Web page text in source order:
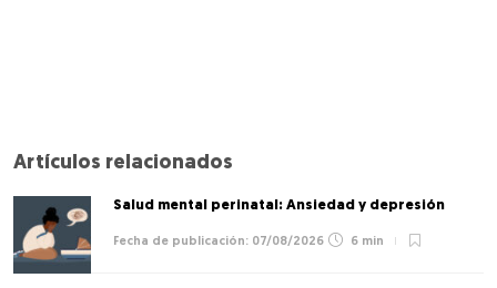
Artículos relacionados
Salud mental perinatal: Ansiedad y depresión
07/08/2026 6 min